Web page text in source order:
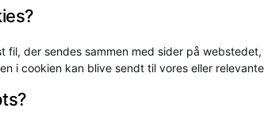
fil, der sendes sammen med sider på
i cookien kan blive sendt til vores eller